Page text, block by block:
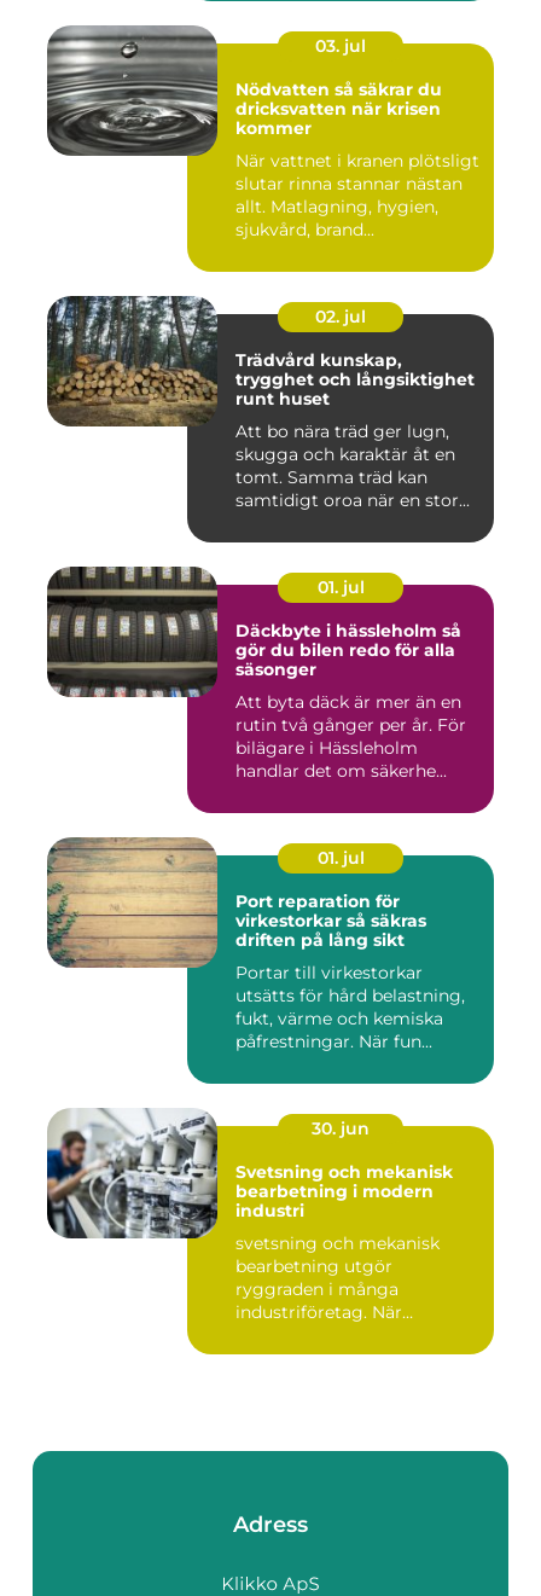
03. jul
Nödvatten så säkrar du
dricksvatten när krisen
kommer
När vattnet i kranen plötsligt
slutar rinna stannar nästan
allt. Matlagning, hygien,
sjukvård, brand...
02. jul
Trädvård kunskap,
trygghet och långsiktighet
runt huset
Att bo nära träd ger lugn,
skugga och karaktär åt en
tomt. Samma träd kan
samtidigt oroa när en stor...
01. jul
Däckbyte i hässleholm så
gör du bilen redo för alla
säsonger
Att byta däck är mer än en
rutin två gånger per år. För
bilägare i Hässleholm
handlar det om säkerhe...
01. jul
Port reparation för
virkestorkar så säkras
driften på lång sikt
Portar till virkestorkar
utsätts för hård belastning,
fukt, värme och kemiska
påfrestningar. När fun...
30. jun
Svetsning och mekanisk
bearbetning i modern
industri
svetsning och mekanisk
bearbetning utgör
ryggraden i många
industriföretag. När
Adress